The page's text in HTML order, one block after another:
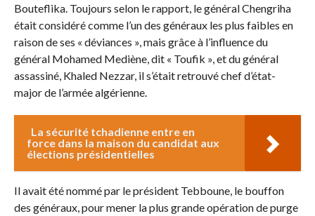
Bouteflika. Toujours selon le rapport, le général Chengriha
était considéré comme l’un des généraux les plus faibles en
raison de ses « déviances », mais grâce à l’influence du
général Mohamed Mediène, dit « Toufik », et du général
assassiné, Khaled Nezzar, il s’était retrouvé chef d’état-
major de l’armée algérienne.
La sécurité tchadienne entre en
force dans la maison du candidat aux
élections présidentielles
Il avait été nommé par le président Tebboune, le bouffon
des généraux, pour mener la plus grande opération de purge